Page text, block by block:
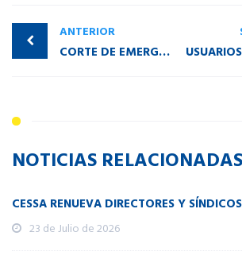
ANTERIOR
CORTE DE EMERGENCIA para cambiar poste
NOTICIAS RELACIONADAS
CESSA RENUEVA DIRECTORES Y
23 de Julio de 2026